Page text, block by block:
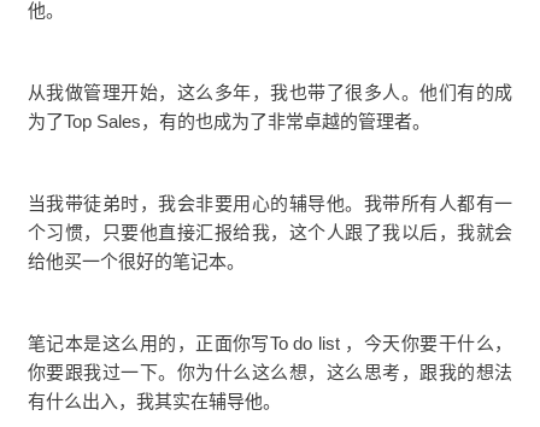
他。
从我做管理开始，这么多年，我也带了很多人。他们有的成
为了Top Sales，有的也成为了非常卓越的管理者。
当我带徒弟时，我会非要用心的辅导他。我带所有人都有一
个习惯，只要他直接汇报给我，这个人跟了我以后，我就会
给他买一个很好的笔记本。
笔记本是这么用的，正面你写To do list ，今天你要干什么，
你要跟我过一下。你为什么这么想，这么思考，跟我的想法
有什么出入，我其实在辅导他。